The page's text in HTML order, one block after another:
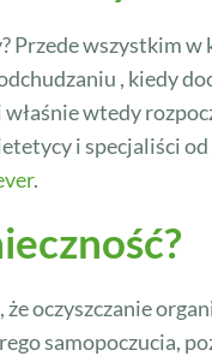
Przede wszystkim
, kiedy
wtedy
i specjaliści
.
oczyszczanie
samopoczucia,